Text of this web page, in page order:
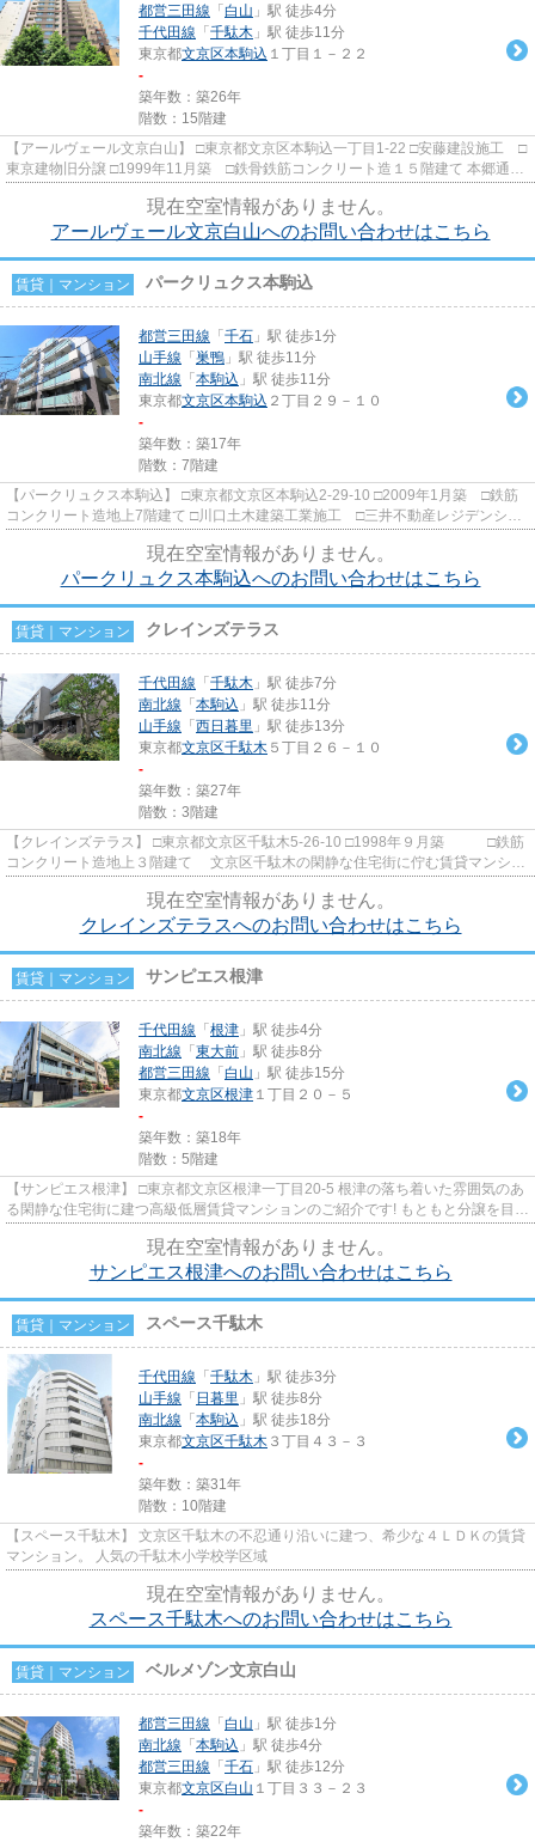
都営三田線 「 白山 」駅 徒歩4分
千代田線 「 千駄木 」駅 徒歩11分
東京都文京区本駒込 １丁目１－２２
-
築年数：築26年
階数：15階建
【アールヴェール文京白山】 □東京都文京区本駒込一丁目1-22 □安藤建設施工 □
東京建物旧分譲 □1999年11月築 □鉄骨鉄筋コンクリート造１５階建て 本郷通り
現在空室情報がありません。
アールヴェール文京白山へのお問い合わせはこちら
賃貸｜マンション パークリュクス本駒込
都営三田線 「 千石 」駅 徒歩1分
山手線 「 巣鴨 」駅 徒歩11分
南北線 「 本駒込 」駅 徒歩11分
東京都文京区本駒込 ２丁目２９－１０
-
築年数：築17年
階数：7階建
【パークリュクス本駒込】 □東京都文京区本駒込2-29-10 □2009年1月築 □鉄筋
コンクリート造地上7階建て □川口土木建築工業施工 □三井不動産レジデンシャ
現在空室情報がありません。
パークリュクス本駒込へのお問い合わせはこちら
賃貸｜マンション クレインズテラス
千代田線 「 千駄木 」駅 徒歩7分
南北線 「 本駒込 」駅 徒歩11分
山手線 「 西日暮里 」駅 徒歩13分
東京都文京区千駄木 ５丁目２６－１０
-
築年数：築27年
階数：3階建
【クレインズテラス】 □東京都文京区千駄木5-26-10 □1998年９月築 □鉄筋
コンクリート造地上３階建て 文京区千駄木の閑静な住宅街に佇む賃貸マンショ
現在空室情報がありません。
クレインズテラスへのお問い合わせはこちら
賃貸｜マンション サンピエス根津
千代田線 「 根津 」駅 徒歩4分
南北線 「 東大前 」駅 徒歩8分
都営三田線 「 白山 」駅 徒歩15分
東京都文京区根津 １丁目２０－５
-
築年数：築18年
階数：5階建
【サンピエス根津】 □東京都文京区根津一丁目20-5 根津の落ち着いた雰囲気のあ
る閑静な住宅街に建つ高級低層賃貸マンションのご紹介です! もともと分譲を目的
現在空室情報がありません。
サンピエス根津へのお問い合わせはこちら
賃貸｜マンション スペース千駄木
千代田線 「 千駄木 」駅 徒歩3分
山手線 「 日暮里 」駅 徒歩8分
南北線 「 本駒込 」駅 徒歩18分
東京都文京区千駄木 ３丁目４３－３
-
築年数：築31年
階数：10階建
【スペース千駄木】 文京区千駄木の不忍通り沿いに建つ、希少な４ＬＤＫの賃貸
マンション。 人気の千駄木小学校学区域
現在空室情報がありません。
スペース千駄木へのお問い合わせはこちら
賃貸｜マンション ベルメゾン文京白山
都営三田線 「 白山 」駅 徒歩1分
南北線 「 本駒込 」駅 徒歩4分
都営三田線 「 千石 」駅 徒歩12分
東京都文京区白山 １丁目３３－２３
-
築年数：築22年